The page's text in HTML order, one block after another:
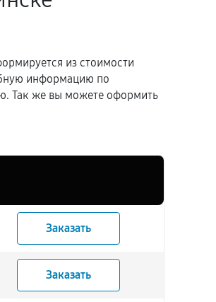
из стоимости
информацию по
Так же вы можете оформить
Заказать
Заказать